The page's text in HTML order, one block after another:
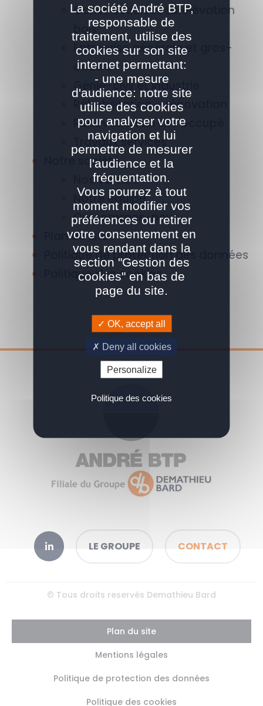
Construction et surélévation
bois
Entreprise générale et gros-
oeuvre
Génie-civil et industrie
Réhabilitation – rénovation
Rénovation en site occupé
Travaux services
Notre société
Nos valeurs
Notre équipe
Qui sommes-nous
Plan du site
Politique de protection des données
Politique des cookies
LE GROUPE CONTACT
© Tous droits reservés Demathieu Bard
Plan du site
Mentions légales
Politique de protection des données
Politique des cookies
La société André BTP,
responsable de
traitement, utilise des
cookies sur son site
internet permettant:
- une mesure
d'audience: notre site
utilise des cookies
pour analyser votre
navigation et lui
permettre de mesurer
l'audience et la
fréquentation.
Vous pourrez à tout
moment modifier vos
préférences ou retirer
votre consentement en
vous rendant dans la
section "Gestion des
cookies" en bas de
page du site.
OK, accept all
Deny all cookies
Personalize
Politique des cookies